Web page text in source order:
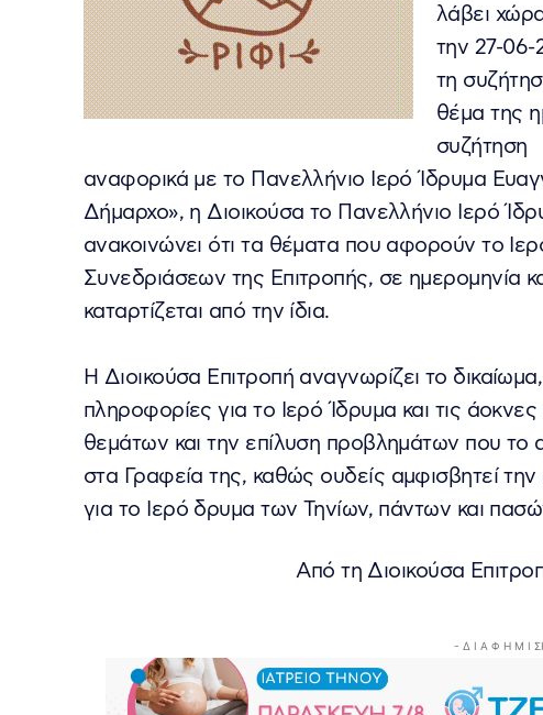
λάβει
την 27-06-
τη
θέμα της
συζήτηση
αναφορικά με το Πανελλήνιο Ιερό Ίδρυμα
Δήμαρχο», η Διοικούσα το Πανελλήνιο Ιερό
ανακοινώνει ότι τα θέματα που αφορούν το
Συνεδριάσεων της Επιτροπής, σε ημερομηνία
καταρτίζεται από την ίδια.
Η Διοικούσα Επιτροπή αναγνωρίζει το
πληροφορίες για το Ιερό Ίδρυμα και τις
θεμάτων και την επίλυση προβλημάτων που
στα Γραφεία της, καθώς ουδείς αμφισβητεί
για το Ιερό δρυμα των Τηνίων, πάντων και
Από τη Διοικούσα
- Δ Ι Α Φ Η Μ Ι